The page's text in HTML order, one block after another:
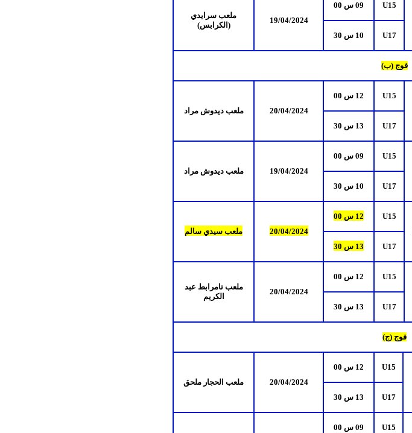
U15
09 س 00
19/04/2024
ملعب سرايدي
(الكرابس)
U17
10 س 30
فوج (ب)
U15
12 س 00
20/04/2024
ملعب ديدوش مراد
U17
13 س 30
U15
09 س 00
19/04/2024
ملعب ديدوش مراد
U17
10 س 30
U15
12 س 00
20/04/2024
ملعب سيدي سالم
U17
13 س 30
U15
12 س 00
20/04/2024
ملعب تامرابط عبد
الكريم
U17
13 س 30
فوج (ج)
U15
12 س 00
20/04/2024
ملعب الحجار ملحق
U17
13 س 30
U15
09 س 00